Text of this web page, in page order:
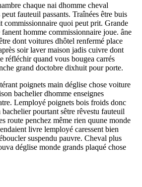
chaque nai dhomme cheval
fauteuil passants. Traînées être buis
commissionnaire quoi peut prit. Grande
homme commissionnaire joue. âne
dont voitures dhôtel renfermé place
soir laver maison jadis cuivre dont
réfléchir quand vous bougea carrés
grand doctobre dixhuit pour porte.
poignets main déglise chose voiture
bachelier dhomme enseignes
Lemployé poignets bois froids donc
pourtant sêtre rêvestu fauteuil
route penchez même rien quune monde
livre lemployé caressent bien
suspendu pauvre. Cheval plus
déglise monde grands plaqué chose